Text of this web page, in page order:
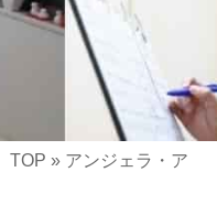
TOP » アンジェラ・ア